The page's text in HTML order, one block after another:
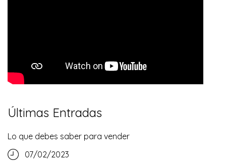
Últimas Entradas
Lo que debes saber para vender
07/02/2023